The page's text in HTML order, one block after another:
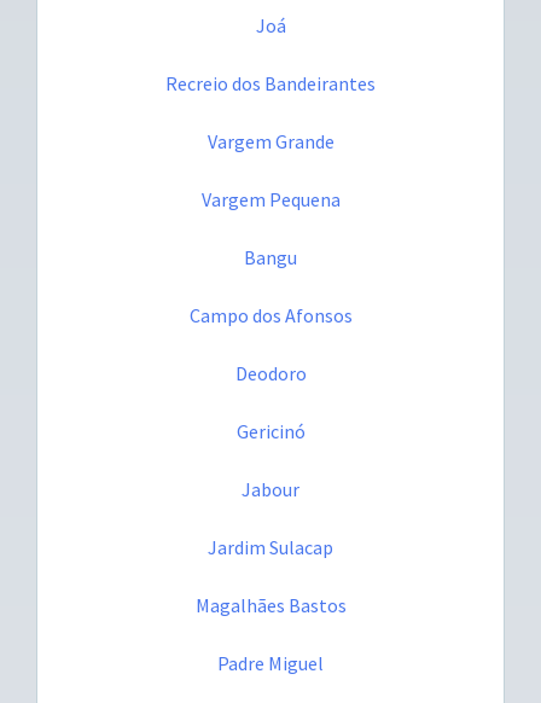
Joá
Recreio dos Bandeirantes
Vargem Grande
Vargem Pequena
Bangu
Campo dos Afonsos
Deodoro
Gericinó
Jabour
Jardim Sulacap
Magalhães Bastos
Padre Miguel